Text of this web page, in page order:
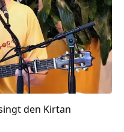
den Kirtan